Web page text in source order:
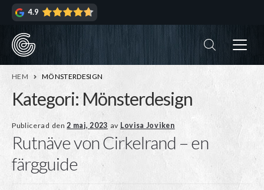
Hoppa
navigering
Hoppa
innehåll
4.9
HEM MÖNSTERDESIGN
Kategori: Mönsterdesign
Publicerad den2 maj, 2023 av Lovisa Joviken
Rutnäve von Cirkelrand – en
färgguide